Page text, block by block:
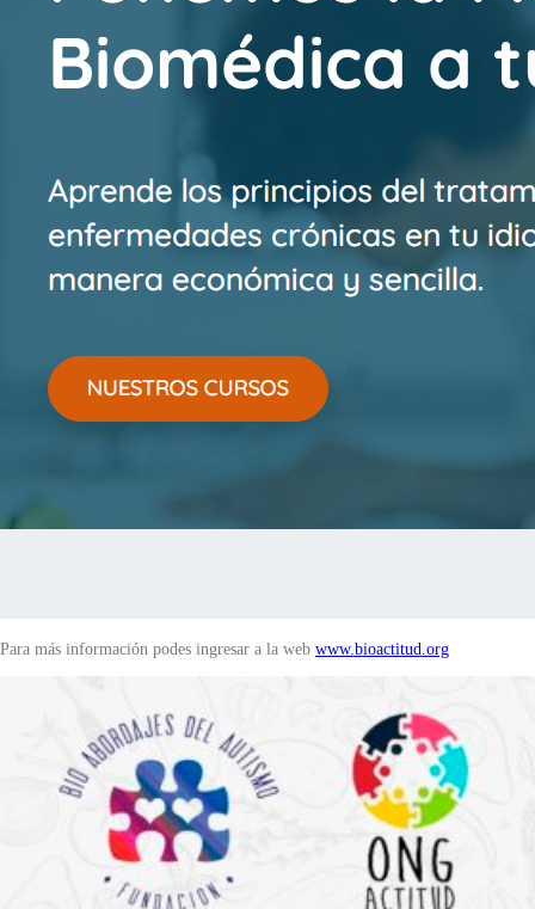
Para más información podes ingresar a la web www.bioactitud.org